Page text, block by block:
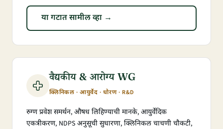
या गटात सामील व्हा →
वैद्यकीय & आरोग्य WG
क्लिनिकल · आयुर्वेद · धोरण · R&D
रुग्ण प्रवेश समर्थन, औषध लिहिण्याची मानके, आयुर्वेदिक
एकत्रीकरण, NDPS अनुसूची सुधारणा, क्लिनिकल चाचणी चौकटी,